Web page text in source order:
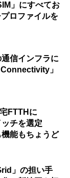
」にすべてお
ロファイルを
信インフラに
」
FTTHに
チを選定
機能もちょうど
」の担い手